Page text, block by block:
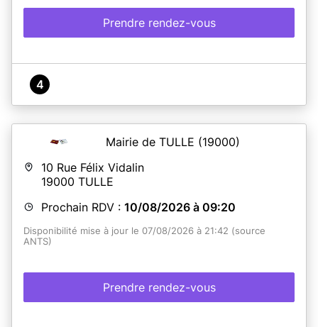
Prendre rendez-vous
4
Mairie de TULLE (19000)
10 Rue Félix Vidalin
19000 TULLE
Prochain RDV : 10/08/2026 à 09:20
Disponibilité mise à jour le 07/08/2026 à 21:42 (source
ANTS)
Prendre rendez-vous